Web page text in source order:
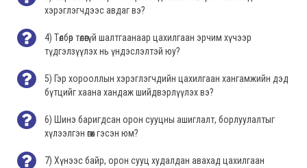
хэрэглэгчдээс авдаг вэ?
4) Төлбөр төлөөгүй шалтгаанаар цахилгаан эрчим хүчээр
түдгэлзүүлэх нь үндэслэлтэй юу?
5) Гэр хорооллын хэрэглэгчдийн цахилгаан хангамжийн дэд
бүтцийг хаана хандаж шийдвэрлүүлэх вэ?
6) Шинэ баригдсан орон сууцны ашиглалт, борлуулалтыг
хүлээлгэн өгөх гэсэн юм?
7) Хүнээс байр, орон сууц худалдан авахад цахилгаан